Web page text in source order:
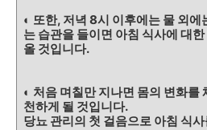
◐ 또한, 저녁 8시 이후에는 물 외에
는 습관을 들이면 아침 식사에 대
올 것입니다.
◐ 처음 며칠만 지나면 몸의 변화를
천하게 될 것입니다.
당뇨 관리의 첫 걸음으로 아침 식